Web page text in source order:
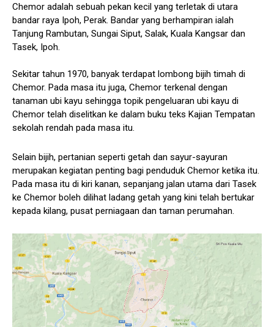
Chemor adalah sebuah pekan kecil yang terletak di utara
bandar raya Ipoh, Perak. Bandar yang berhampiran ialah
Tanjung Rambutan, Sungai Siput, Salak, Kuala Kangsar dan
Tasek, Ipoh.
Sekitar tahun 1970, banyak terdapat lombong bijih timah di
Chemor. Pada masa itu juga, Chemor terkenal dengan
tanaman ubi kayu sehingga topik pengeluaran ubi kayu di
Chemor telah diselitkan ke dalam buku teks Kajian Tempatan
sekolah rendah pada masa itu.
Selain bijih, pertanian seperti getah dan sayur-sayuran
merupakan kegiatan penting bagi penduduk Chemor ketika itu.
Pada masa itu di kiri kanan, sepanjang jalan utama dari Tasek
ke Chemor boleh dilihat ladang getah yang kini telah bertukar
kepada kilang, pusat perniagaan dan taman perumahan.